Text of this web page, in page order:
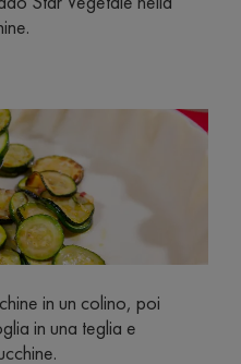
in un colino, poi
in una teglia e